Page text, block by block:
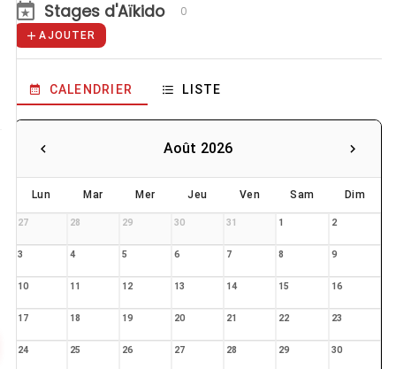
Stages d'Aïkido 0
AJOUTER
CALENDRIER LISTE
Août 2026
Lun Mar Mer Jeu Ven Sam Dim
27 28 29 30 31 1 2
3 4 5 6 7 8 9
10 11 12 13 14 15 16
17 18 19 20 21 22 23
24 25 26 27 28 29 30